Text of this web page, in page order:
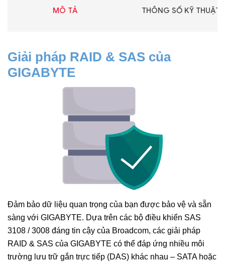
MÔ TẢ THÔNG SỐ KỸ THUẬT
Giải pháp RAID & SAS của
GIGABYTE
Đảm bảo dữ liệu quan trọng của bạn được bảo vệ và sẵn
sàng với GIGABYTE. Dựa trên các bộ điều khiển SAS
3108 / 3008 đáng tin cậy của Broadcom, các giải pháp
RAID & SAS của GIGABYTE có thể đáp ứng nhiều môi
trường lưu trữ gắn trực tiếp (DAS) khác nhau – SATA hoặc